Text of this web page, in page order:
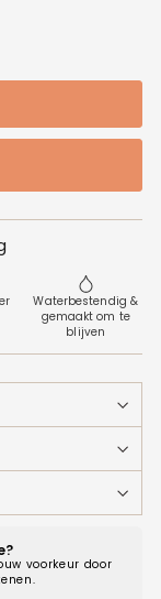
Waterbestendig &
gemaakt om te
blijven
voorkeur door